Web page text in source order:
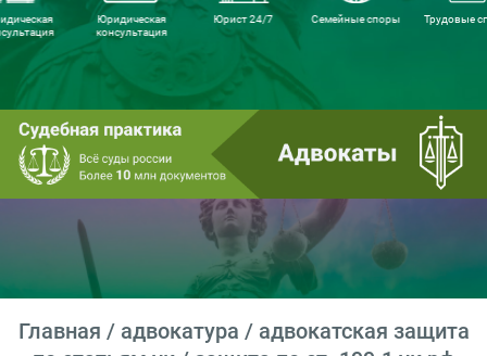
Юридическая
консультация
Юрист 24/7 Семейные споры Трудовые
Главная / адвокатура / адвокатская защита